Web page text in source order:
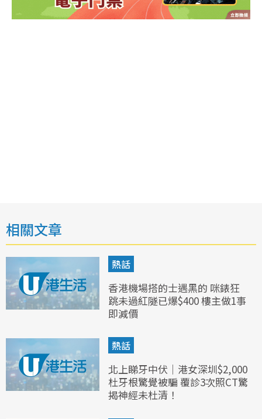
相關文章
熱話
香港機場搭的士遇黑的 咪錶狂
跳未過紅隧已爆$400 樓主做1事
即減價
熱話
北上睇牙中伏｜港女深圳$2,000
杜牙根驚覺被騙 覆診3次照CT驚
揭神經未杜清！